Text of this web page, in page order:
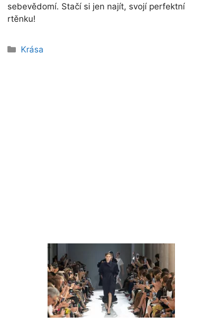
sebevědomí. Stačí si jen najít, svojí perfektní
rtěnku!
Rubriky
Krása